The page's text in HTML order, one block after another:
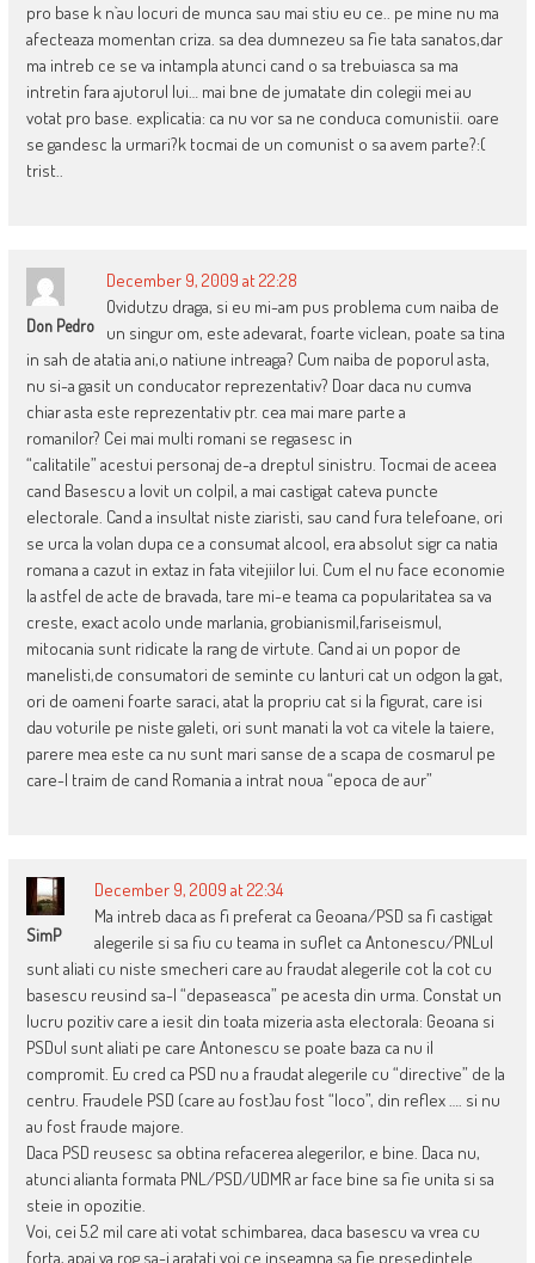
pro base k n`au locuri de munca sau mai stiu eu ce.. pe mine nu ma
afecteaza momentan criza. sa dea dumnezeu sa fie tata sanatos,dar
ma intreb ce se va intampla atunci cand o sa trebuiasca sa ma
intretin fara ajutorul lui… mai bne de jumatate din colegii mei au
votat pro base. explicatia: ca nu vor sa ne conduca comunistii. oare
se gandesc la urmari?k tocmai de un comunist o sa avem parte?:(
trist..
Don Pedro
December 9, 2009 at 22:28
Ovidutzu draga, si eu mi-am pus problema cum naiba de
un singur om, este adevarat, foarte viclean, poate sa tina
in sah de atatia ani,o natiune intreaga? Cum naiba de poporul asta,
nu si-a gasit un conducator reprezentativ? Doar daca nu cumva
chiar asta este reprezentativ ptr. cea mai mare parte a
romanilor? Cei mai multi romani se regasesc in
“calitatile” acestui personaj de-a dreptul sinistru. Tocmai de aceea
cand Basescu a lovit un colpil, a mai castigat cateva puncte
electorale. Cand a insultat niste ziaristi, sau cand fura telefoane, ori
se urca la volan dupa ce a consumat alcool, era absolut sigr ca natia
romana a cazut in extaz in fata vitejiilor lui. Cum el nu face economie
la astfel de acte de bravada, tare mi-e teama ca popularitatea sa va
creste, exact acolo unde marlania, grobianismil,fariseismul,
mitocania sunt ridicate la rang de virtute. Cand ai un popor de
manelisti,de consumatori de seminte cu lanturi cat un odgon la gat,
ori de oameni foarte saraci, atat la propriu cat si la figurat, care isi
dau voturile pe niste galeti, ori sunt manati la vot ca vitele la taiere,
parere mea este ca nu sunt mari sanse de a scapa de cosmarul pe
care-l traim de cand Romania a intrat noua “epoca de aur”
SimP
December 9, 2009 at 22:34
Ma intreb daca as fi preferat ca Geoana/PSD sa fi castigat
alegerile si sa fiu cu teama in suflet ca Antonescu/PNLul
sunt aliati cu niste smecheri care au fraudat alegerile cot la cot cu
basescu reusind sa-l “depaseasca” pe acesta din urma. Constat un
lucru pozitiv care a iesit din toata mizeria asta electorala: Geoana si
PSDul sunt aliati pe care Antonescu se poate baza ca nu il
compromit. Eu cred ca PSD nu a fraudat alegerile cu “directive” de la
centru. Fraudele PSD (care au fost)au fost “loco”, din reflex …. si nu
au fost fraude majore.
Daca PSD reusesc sa obtina refacerea alegerilor, e bine. Daca nu,
atunci alianta formata PNL/PSD/UDMR ar face bine sa fie unita si sa
steie in opozitie.
Voi, cei 5.2 mil care ati votat schimbarea, daca basescu va vrea cu
forta, apai va rog sa-i aratati voi ce inseamna sa fie presedintele